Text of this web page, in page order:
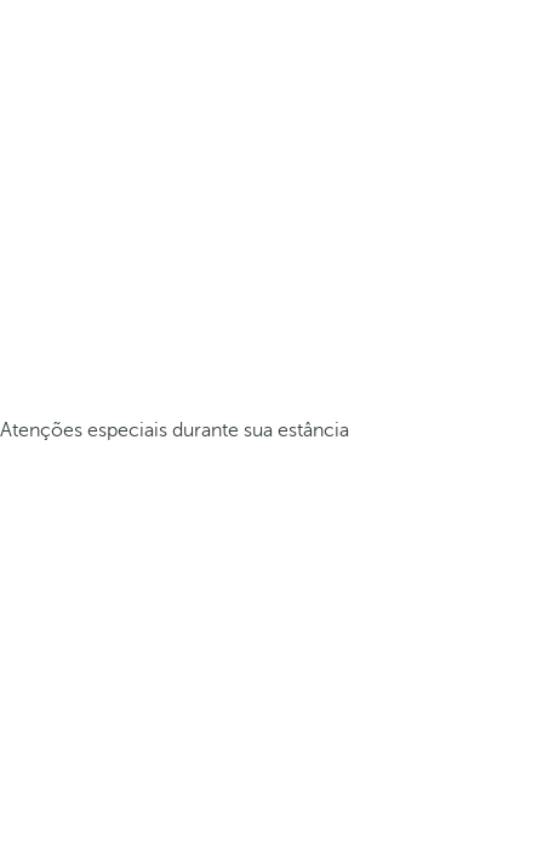
Atenções especiais durante sua estância